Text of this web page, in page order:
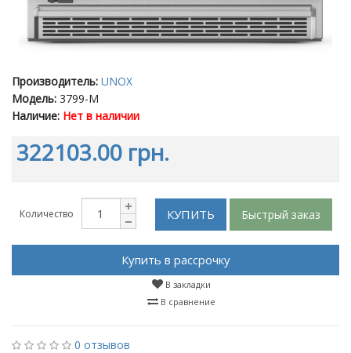
Производитель: UNOX
Модель: 3799-M
Наличие: Нет в наличии
322103.00 грн.
Количество КУПИТЬ Быстрый заказ
Купить в рассрочку
В закладки
В сравнение
0 отзывов